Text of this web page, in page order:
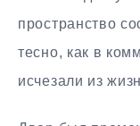
пространство
тесно, как в
исчезали из